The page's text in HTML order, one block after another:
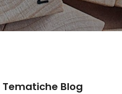
Tematiche Blog